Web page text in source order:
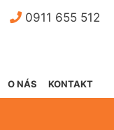
0911 655 512
KONTAKT
O NÁS